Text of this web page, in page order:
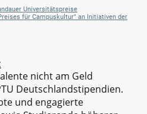
Universitätspreise
für Campuskultur" an Initiativen der
nicht am Geld
Deutschlandstipendien.
und engagierte